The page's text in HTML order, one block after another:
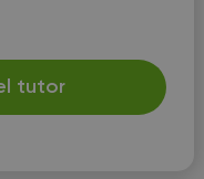
tutor